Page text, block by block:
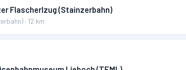
Flascherlzug (Stainzerbahn)
· 12 km